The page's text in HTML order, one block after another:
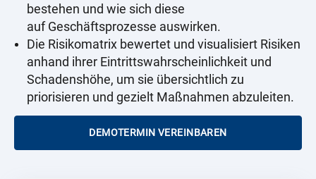
bestehen und wie sich diese
auf Geschäftsprozesse auswirken.
Die Risikomatrix bewertet und visualisiert Risiken
anhand ihrer Eintrittswahrscheinlichkeit und
Schadenshöhe, um sie übersichtlich zu
priorisieren und gezielt Maßnahmen abzuleiten.
DEMOTERMIN VEREINBAREN